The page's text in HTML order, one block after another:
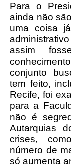
Para o
ainda não
uma coisa
assim
conjunto
tem feito,
Recife, foi
para a
não é
Autarquias
crises,
número de
só aumenta